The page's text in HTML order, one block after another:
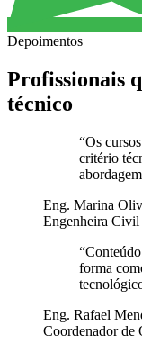
Depoimentos
Profissionais
técnico
“Os
critério
Eng. Marina
Engenheira Civil
“
forma
Eng. Rafael
Coordenador de